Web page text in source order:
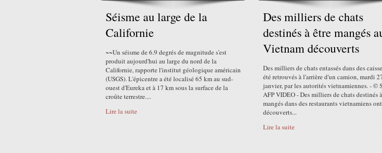
Séisme au large de la
Californie
~~Un séisme de 6.9 degrés de magnitude s'est
produit aujourd'hui au large du nord de la
Californie, rapporte l'institut géologique américain
(USGS). L'épicentre a été localisé 65 km au sud-
ouest d'Eureka et à 17 km sous la surface de la
croûte terrestre....
Lire la suite
Des milliers de chats
destinés à être mangés
Vietnam découverts
Des milliers de chats entassés dans des
été retrouvés à l'arrière d'un camion, mardi
janvier, par les autorités vietnamiennes. - ©
AFP VIDEO - Des milliers de chats destinés
mangés dans des restaurants vietnamiens
découverts...
Lire la suite